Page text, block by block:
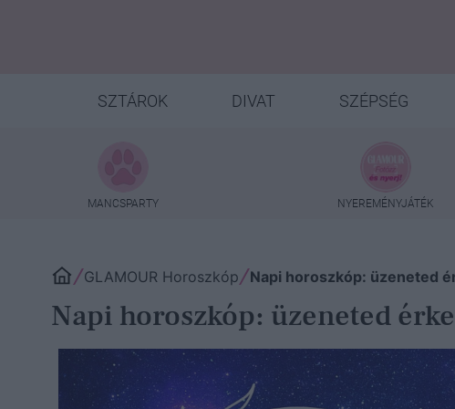
SZTÁROK DIVAT SZÉPSÉG
MANCSPARTY NYEREMÉNYJÁTÉK
GLAMOUR Horoszkóp Napi horoszkóp: üzeneted
Napi horoszkóp: üzeneted